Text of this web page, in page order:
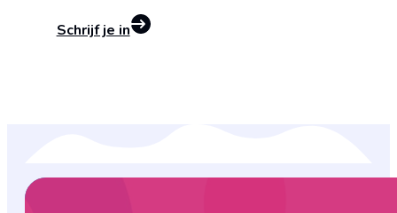
Schrijf je in